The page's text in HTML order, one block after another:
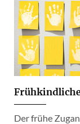
Der frühe